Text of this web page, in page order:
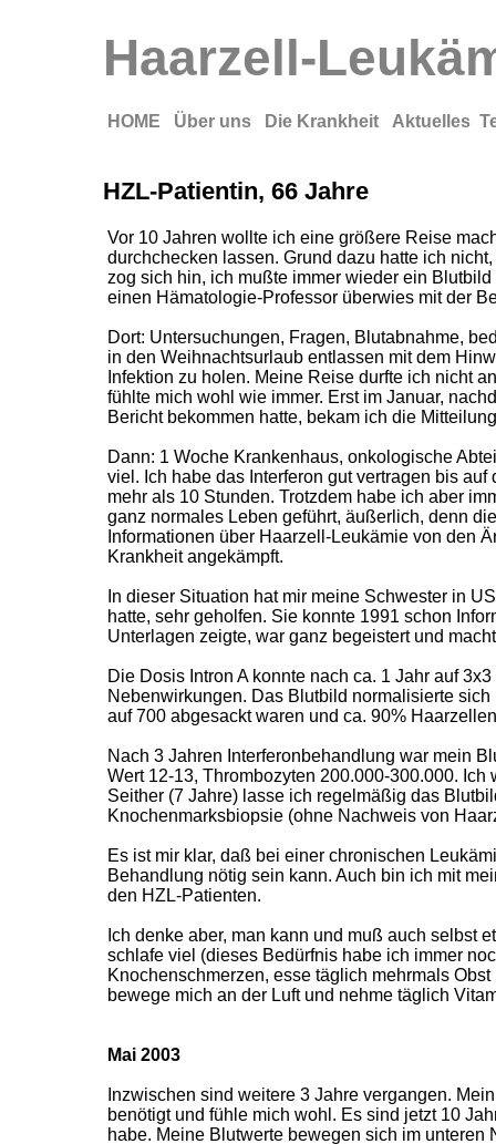
Haarzell-
HOME Über uns Die Krankheit Aktuelles
HZL-Patientin, 66 Jahre
Vor 10 Jahren wollte ich eine größere Reise
durchchecken lassen. Grund dazu hatte ich
zog sich hin, ich mußte immer wieder ein
einen Hämatologie-Professor überwies mit der
Dort: Untersuchungen, Fragen, Blutabnahme,
in den Weihnachtsurlaub entlassen mit dem
Infektion zu holen. Meine Reise durfte ich nicht
fühlte mich wohl wie immer. Erst im Januar,
Bericht bekommen hatte, bekam ich die
Dann: 1 Woche Krankenhaus, onkologische
viel. Ich habe das Interferon gut vertragen bis
mehr als 10 Stunden. Trotzdem habe ich aber
ganz normales Leben geführt, äußerlich, denn
Informationen über Haarzell-Leukämie von den
Krankheit angekämpft.
In dieser Situation hat mir meine Schwester in
hatte, sehr geholfen. Sie konnte 1991 schon
Unterlagen zeigte, war ganz begeistert und
Die Dosis Intron A konnte nach ca. 1 Jahr auf
Nebenwirkungen. Das Blutbild normalisierte
auf 700 abgesackt waren und ca. 90%
Nach 3 Jahren Interferonbehandlung war mein
Wert 12-13, Thrombozyten 200.000-300.000.
Seither (7 Jahre) lasse ich regelmäßig das
Knochenmarksbiopsie (ohne Nachweis von
Es ist mir klar, daß bei einer chronischen
Behandlung nötig sein kann. Auch bin ich mit
den HZL-Patienten.
Ich denke aber, man kann und muß auch selbst
schlafe viel (dieses Bedürfnis habe ich immer
Knochenschmerzen, esse täglich mehrmals
bewege mich an der Luft und nehme täglich
Mai 2003
Inzwischen sind weitere 3 Jahre vergangen.
benötigt und fühle mich wohl. Es sind jetzt 10
habe. Meine Blutwerte bewegen sich im unteren